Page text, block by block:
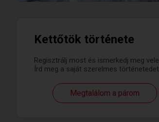
Kettőtök története
Regisztrálj most és ismerkedj meg
Írd meg a saját szerelmes
Megtalálom a párom